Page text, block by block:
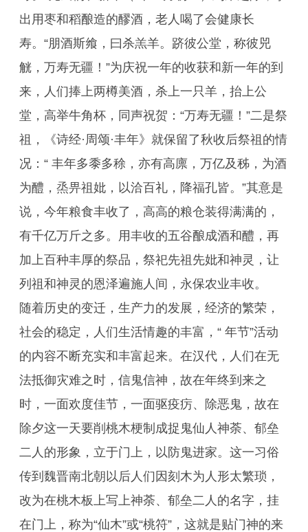
出用枣和稻酿造的醪酒，老人喝了会健康长
寿。“朋酒斯飨，曰杀羔羊。跻彼公堂，称彼兕
觥，万寿无疆！”为庆祝一年的收获和新一年的到
来，人们捧上两樽美酒，杀上一只羊，抬上公
堂，高举牛角杯，同声祝贺：“万寿无疆！”二是祭
祖，《诗经·周颂·丰年》就保留了秋收后祭祖的情
况：“ 丰年多黍多稌，亦有高廪，万亿及秭，为酒
为醴，烝畀祖妣，以洽百礼，降福孔皆。”其意是
说，今年粮食丰收了，高高的粮仓装得满满的，
有千亿万斤之多。用丰收的五谷酿成酒和醴，再
加上百种丰厚的祭品，祭祀先祖先妣和神灵，让
列祖和神灵的恩泽遍施人间，永保农业丰收。
随着历史的变迁，生产力的发展，经济的繁荣，
社会的稳定，人们生活情趣的丰富，“ 年节”活动
的内容不断充实和丰富起来。在汉代，人们在无
法抵御灾难之时，信鬼信神，故在年终到来之
时，一面欢度佳节，一面驱疫疠、除恶鬼，故在
除夕这一天要削桃木梗制成捉鬼仙人神荼、郁垒
二人的形象，立于门上，以防鬼进家。这一习俗
传到魏晋南北朝以后人们因刻木为人形太繁琐，
改为在桃木板上写上神荼、郁垒二人的名字，挂
在门上，称为“仙木”或“桃符”，这就是贴门神的来